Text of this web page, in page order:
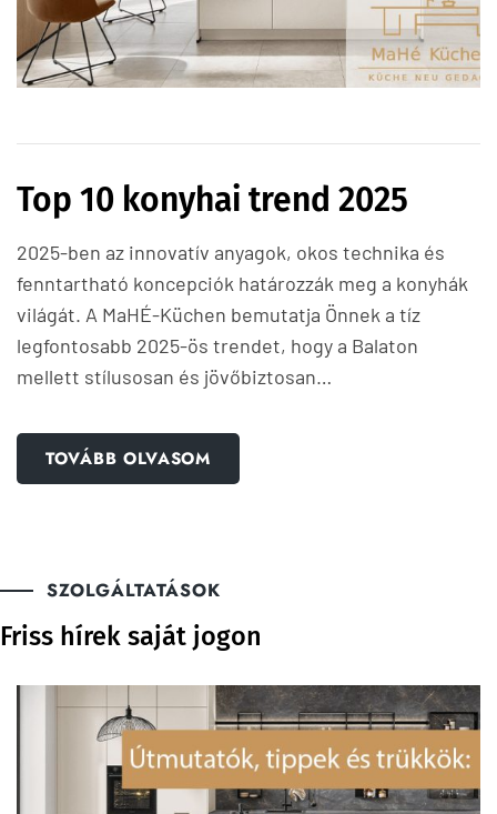
Top 10 konyhai trend 2025
2025-ben az innovatív anyagok, okos technika és
fenntartható koncepciók határozzák meg a konyhák
világát. A MaHÉ-Küchen bemutatja Önnek a tíz
legfontosabb 2025-ös trendet, hogy a Balaton
mellett stílusosan és jövőbiztosan…
TOVÁBB OLVASOM
SZOLGÁLTATÁSOK
Friss hírek saját jogon